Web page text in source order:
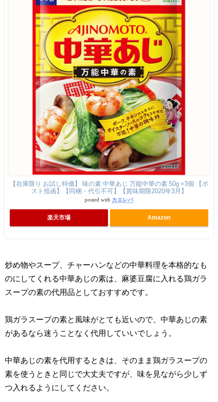
【在庫限り お試し特価】 味の素 中華あじ 万能中華の素 50g ×3個 【ポ
スト投函】【同梱・代引不可】【賞味期限2020年3月】
posted with カエレバ
楽天市場 Amazon
炒め物やスープ、チャーハンなどの中華料理を本格的なも
のにしてくれる中華あじの素は、麻婆豆腐に入れる鶏ガラ
スープの素の代用品としておすすめです。
鶏ガラスープの素と風味がとても近いので、中華あじの素
があるなら迷うことなく代用していいでしょう。
中華あじの素を代用するときは、そのまま鶏ガラスープの
素を使うときと同じで大丈夫ですが、味を見ながら少しず
つ入れるようにしてください。